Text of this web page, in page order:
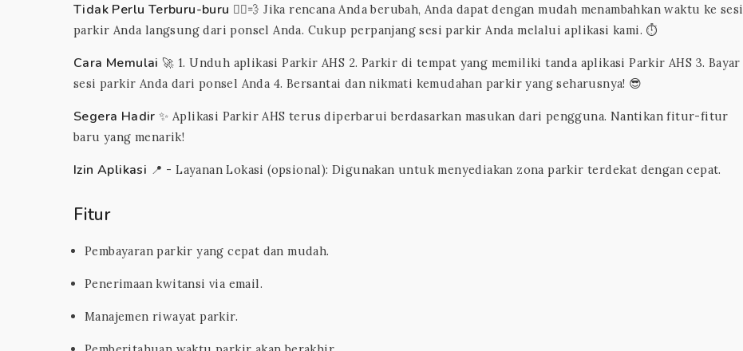
Tidak Perlu Terburu-buru 🏃‍♂️💨 Jika rencana Anda berubah, Anda dapat dengan mudah menambahkan waktu ke sesi
parkir Anda langsung dari ponsel Anda. Cukup perpanjang sesi parkir Anda melalui aplikasi kami. ⏱️
Cara Memulai 🚀 1. Unduh aplikasi Parkir AHS 2. Parkir di tempat yang memiliki tanda aplikasi Parkir AHS 3. Bayar
sesi parkir Anda dari ponsel Anda 4. Bersantai dan nikmati kemudahan parkir yang seharusnya! 😎
Segera Hadir ✨ Aplikasi Parkir AHS terus diperbarui berdasarkan masukan dari pengguna. Nantikan fitur-fitur
baru yang menarik!
Izin Aplikasi 📍 - Layanan Lokasi (opsional): Digunakan untuk menyediakan zona parkir terdekat dengan cepat.
Fitur
Pembayaran parkir yang cepat dan mudah.
Penerimaan kwitansi via email.
Manajemen riwayat parkir.